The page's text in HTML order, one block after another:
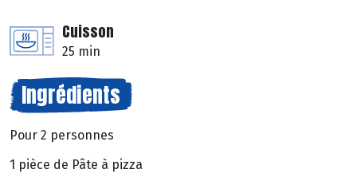
Cuisson
25 min
Ingrédients
Pour 2 personnes
1 pièce de Pâte à pizza